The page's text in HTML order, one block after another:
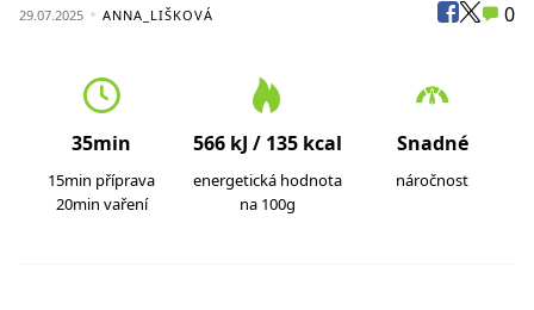
29.07.2025 ANNA_LIŠKOVÁ 0
35min
15min příprava
20min vaření
566 kJ / 135 kcal
energetická hodnota
na 100g
Snadné
náročnost